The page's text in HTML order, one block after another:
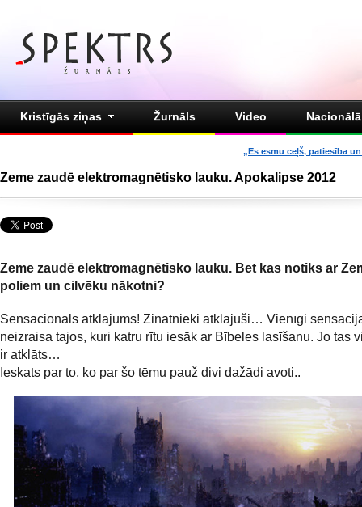
Kristīgās ziņas Žurnāls Video
„Es esmu ceļš, patiesība
Zeme zaudē elektromagnētisko lauku. Apokalipse 2012
Zeme zaudē elektromagnētisko lauku. Bet kas notiks ar
poliem un cilvēku nākotni?
Sensacionāls atklājums! Zinātnieki atklājuši… Vienīgi
neizraisa tajos, kuri katru rītu iesāk ar Bībeles lasīšanu. Jo tas
ir atklāts…
Ieskats par to, ko par šo tēmu pauž divi dažādi avoti..